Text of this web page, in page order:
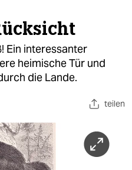
Ein interessanter
heimische Tür und
die Lande.
teilen